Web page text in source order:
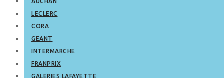
LECLERC
CORA
GEANT
INTERMARCHE
FRANPRIX
GALERIES LAFAYETTE